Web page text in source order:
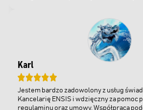
Karl
Jestem bardzo zadowolony z usług
Kancelarię ENSIS i wdzięczny za pomoc
regulaminu oraz umowy. Współpraca